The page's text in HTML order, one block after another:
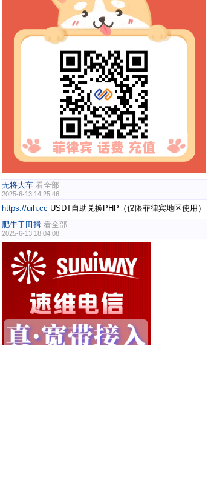
无将大车 看全部
2025-6-13 14:25:46
https://uih.cc USDT自助兑换PHP（仅限菲律宾地区使用）
肥牛于田揖 看全部
2025-6-13 18:04:08